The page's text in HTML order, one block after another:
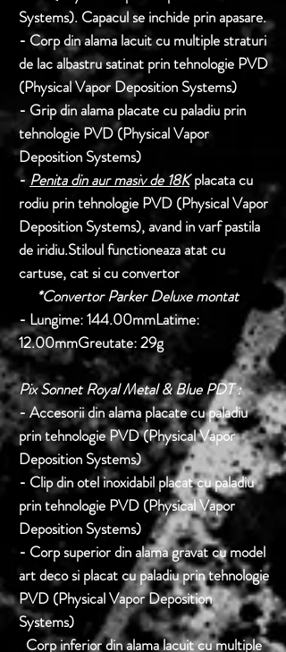
Systems). Capacul se inchide prin apasare.
- Corp din alama lacuit cu multiple straturi
de lac albastru satinat prin tehnologie PVD
(Physical Vapor Deposition Systems)
- Grip din alama placate cu paladiu prin
tehnologie PVD (Physical Vapor
Deposition Systems)
- Penita din aur masiv de 18Kplacata cu
rodiu prin tehnologie PVD (Physical Vapor
Deposition Systems), avand in varf pastila
de iridiu.Stiloul functioneaza atat cu
cartuse, cat si cu convertor
*Convertor Parker Deluxe montat
- Lungime: 144.00mmLatime:
12.00mmGreutate: 29g
Pix Sonnet Royal Metal & Blue PDT :
- Accesorii din alama placate cu paladiu
prin tehnologie PVD (Physical Vapor
Deposition Systems)
- Clip din otel inoxidabil placat cu paladiu
prin tehnologie PVD (Physical Vapor
Deposition Systems)
- Corp superior din alama gravat cu model
art deco si placat cu paladiu prin tehnologie
PVD (Physical Vapor Deposition
Systems)
Corp inferior din alama lacuit cu multiple